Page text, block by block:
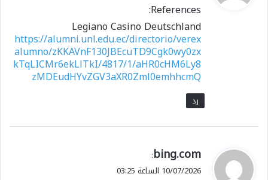
ل
References:
Legiano Casino Deutschland
https://alumni.unl.edu.ec/directorio/verex
alumno/zKKAVnF130JBEcuTD9Cgk0wy0zx
kTqLICMr6ekLlTkI/4817/1/aHR0cHM6Ly8
zMDEudHYvZGV3aXR0Zml0emhhcmQ
رد
ي
ق
bing.com
:
10/07/2026 الساعة 03:25